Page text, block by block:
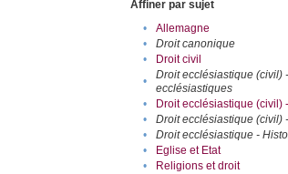
Affiner par sujet
•
Allemagne
•
Droit canonique
•
Droit civil
•
Droit ecclésiastique (civil)
ecclésiastiques
• Droit ecclésiastique (civil)
•
Droit ecclésiastique (civil)
•
Droit ecclésiastique -
•
Eglise et Etat
•
Religions et droit